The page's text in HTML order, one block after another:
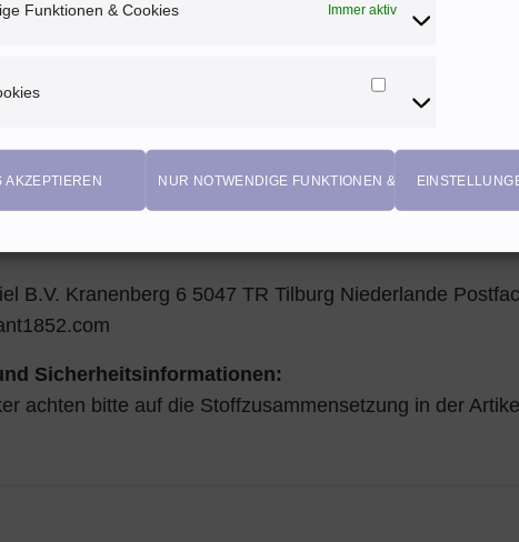
Funktionen & Cookies Immer aktiv
Marketing
AKZEPTIEREN NUR NOTWENDIGE FUNKTIONEN & COOKIES
petrol
B.V. Kranenberg 6 5047 TR Tilburg Niederlande
Sicherheitsinformationen:
achten bitte auf die Stoffzusammensetzung in der